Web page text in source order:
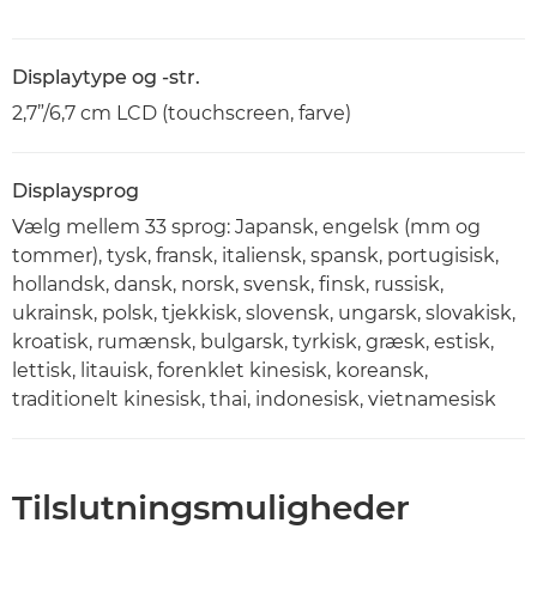
Displaytype og -str.
2,7”/6,7 cm LCD (touchscreen, farve)
Displaysprog
Vælg mellem 33 sprog: Japansk, engelsk (mm og
tommer), tysk, fransk, italiensk, spansk, portugisisk,
hollandsk, dansk, norsk, svensk, finsk, russisk,
ukrainsk, polsk, tjekkisk, slovensk, ungarsk, slovakisk,
kroatisk, rumænsk, bulgarsk, tyrkisk, græsk, estisk,
lettisk, litauisk, forenklet kinesisk, koreansk,
traditionelt kinesisk, thai, indonesisk, vietnamesisk
Tilslutningsmuligheder